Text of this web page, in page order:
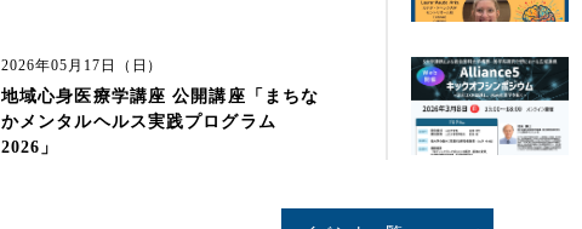
2026年05月17日（日）
地域心身医療学講座 公開講座「まちな
かメンタルヘルス実践プログラム
2026」